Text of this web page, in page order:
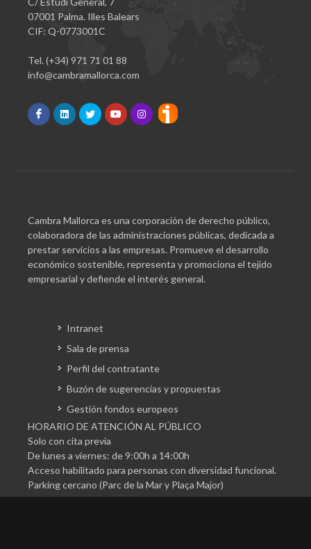
07001 Palma. Illes Balears
CIF: Q-0773001C
Tel. (+34) 971 71 01 88
info@cambramallorca.com
Cambra Mallorca es una corporación de derecho público,
colaboradora de las administraciones públicas, dedicada a
prestar servicios a las empresas. Promueve el desarrollo
económico sostenible, representa y promociona el tejido
empresarial y defiende el interés general.
Intranet
Sala de prensa
Perfil del contratante
Buzón de sugerencias y propuestas
Gestión fondos europeos
HORARIO DE ATENCIÓN AL PÚBLICO
Solo con cita previa
De lunes a viernes: de 9:00h a 14:00h
Acceso habilitado para personas con diversidad funcional.
Parking cercano (Parc de la Mar y Plaça Major)